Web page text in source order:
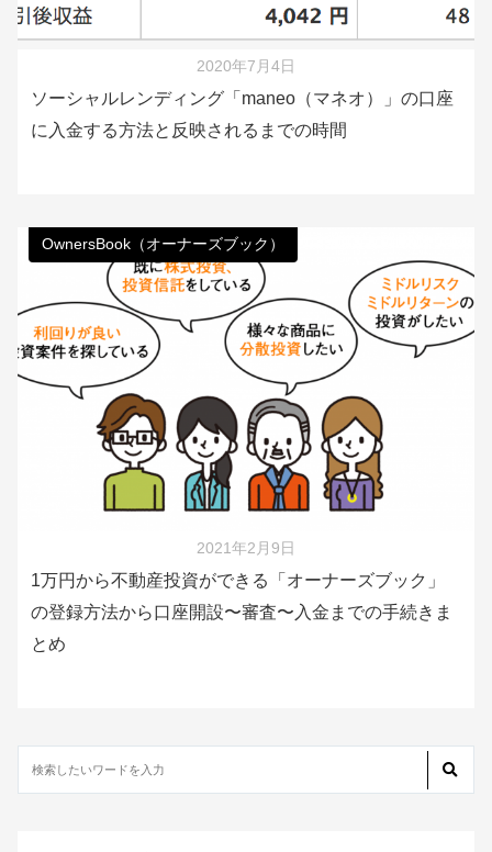
2020年7月4日
ソーシャルレンディング「maneo（マネオ）」の口座
に入金する方法と反映されるまでの時間
OwnersBook（オーナーズブック）
2021年2月9日
1万円から不動産投資ができる「オーナーズブック」
の登録方法から口座開設〜審査〜入金までの手続きま
とめ